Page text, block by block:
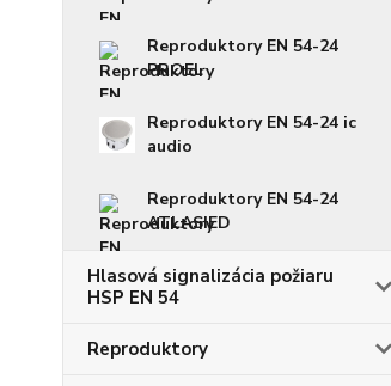
Reproduktory EN 54-24
PROEL
Reproduktory EN 54-24 ic
audio
Reproduktory EN 54-24
ATLASIED
Hlasová signalizácia požiaru
HSP EN 54
Reproduktory